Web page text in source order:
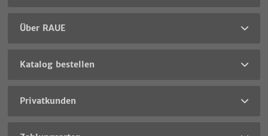
Über RAUE
Katalog bestellen
Privatkunden